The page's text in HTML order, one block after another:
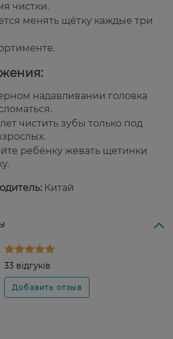
чистки.
менять щётку каждые три
надавливании головка
чистить зубы только под
ребёнку жевать щетинки
Китай
33 відгуків